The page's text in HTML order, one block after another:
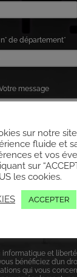
de département*
message
et
bénéficiez d’un
qui vous
sur notre
fluide et
et vos
sur
les cookies.
ACCEPTER